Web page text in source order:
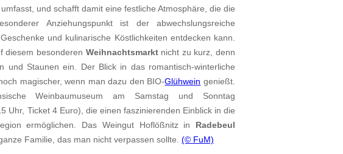
und schafft damit eine festliche Atmosphäre, die die
Anziehungspunkt ist der abwechslungsreiche
und kulinarische Köstlichkeiten entdecken kann.
diesem besonderen Weihnachtsmarktnicht zu kurz, denn
und Staunen ein. Der Blick in das romantisch-winterliche
magischer, wenn man dazu den BIO-Glühwein genießt.
Weinbaumuseum am Samstag und Sonntag
Uhr, Ticket 4 Euro), die einen faszinierenden Einblick in die
ermöglichen. Das Weingut Hoflößnitz in Radebeul
Familie, das man nicht verpassen sollte. (© FuM)